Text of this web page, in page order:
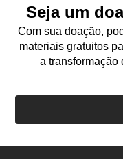
Seja um
Com sua doação,
materiais gratuitos
a transformação